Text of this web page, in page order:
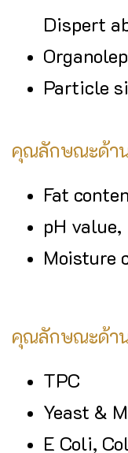
Dispert
Particle
คุณลักษณะด้าน
Fat
pH value,
Moisture
คุณลักษณะด้า
TPC
Yeast &
E Coli,